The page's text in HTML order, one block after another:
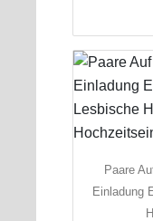
Paare
Einladung